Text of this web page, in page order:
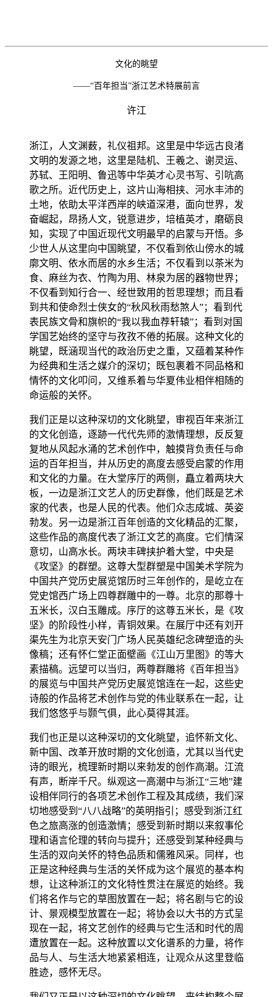
文化的眺望
——“百年担当”浙江艺术特展前言
许江
浙江，人文渊薮，礼仪祖邦。这里是中华远古良渚
文明的发源之地，这里是陆机、王羲之、谢灵运、
苏轼、王阳明、鲁迅等中华英才心灵书写、引吭高
歌之所。近代历史上，这片山海相挟、河水丰沛的
土地，依助太平洋西岸的峡道深港，面向世界，发
奋崛起，昂扬人文，锐意进步，培植英才，磨砺良
知，实现了中国近现代文明最早的启蒙与开悟。多
少世人从这里向中国眺望，不仅看到依山傍水的城
廓文明、依水而居的水乡生活；不仅看到以茶米为
食、麻丝为衣、竹陶为用、林泉为居的器物世界；
不仅看到知行合一、经世致用的哲思理想；而且看
到共和使命烈士侠女的“秋风秋雨愁煞人”；看到代
表民族文骨和旗帜的“我以我血荐轩辕”；看到对国
学国艺始终的坚守与孜孜不倦的拓展。这种文化的
眺望，既涵现当代的政治历史之重，又蕴着某种作
为经典和生活之媒介的深切；既包裹着不同品格和
情怀的文化叩问，又维系着与华夏伟业相伴相随的
命运般的关怀。
我们正是以这种深切的文化眺望，审视百年来浙江
的文化创造，逐跡一代代先师的激情理想，反反复
复地从风起水涌的艺术创作中，触摸背负责任与命
运的百年担当，并从历史的高度去感受启蒙的作用
和文化的力量。在大堂序厅的两侧，矗立着两块大
板，一边是浙江文艺人的历史群像，他们既是艺术
家的代表，也是人民的代表。他们众志成城、英姿
勃发。另一边是浙江百年创造的文化精品的汇聚，
这些作品的高度代表了浙江文艺的高度。它们情深
意切，山高水长。两块丰碑挟护着大堂，中央是
《攻坚》的群塑。这尊大型群塑是中国美术学院为
中国共产党历史展览馆历时三年创作的，是屹立在
党史馆西广场上四尊群雕中的一尊。北京的那尊十
五米长，汉白玉雕成。序厅的这尊五米长，是《攻
坚》的阶段性小样，青铜效果。在展厅中还有刘开
渠先生为北京天安门广场人民英雄纪念碑塑造的头
像稿；还有怀仁堂正面壁画《江山万里图》的等大
素描稿。远望可以当归，两尊群雕将《百年担当》
的展览与中国共产党历史展览馆连在一起，这些史
诗般的作品将艺术创作与党的伟业联系在一起，让
我们悠悠乎与颢气俱，此心莫得其涯。
我们也正是以这种深切的文化眺望，追怀新文化、
新中国、改革开放时期的文化创造，尤其以当代史
诗的眼光，梳理新时期以来勃发的创作高潮。江流
有声，断岸千尺。纵观这一高潮中与浙江“三地”建
设相伴同行的各项艺术创作工程及其成绩，我们深
切地感受到“八八战略”的英明指引；感受到浙江红
色之旅高涨的创造激情；感受到新时期以来叙事伦
理和语言伦理的转向与提升；还感受到某种经典与
生活的双向关怀的特色品质和儒雅风采。同样，也
正是这种经典与生活的关怀成为这个展览的基本构
想，让这种浙江的文化特性贯注在展览的始终。我
们将名作与它的草图放置在一起；将名剧与它的设
计、景观模型放置在一起；将协会以大书的方式呈
现在一起，将文艺创作的经典与它生活和时代的周
遭放置在一起。这种放置以文化谱系的力量，将作
品与人、与生活大地紧紧相连，让观众从这里登临
胜迹，感怀无尽。